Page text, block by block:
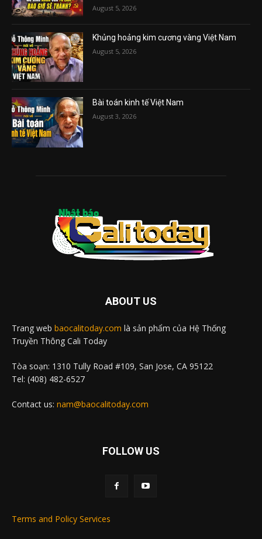
August 5, 2026
Khủng hoảng kim cương vàng Việt Nam
August 5, 2026
Bài toán kinh tế Việt Nam
August 3, 2026
ABOUT US
Trang web baocalitoday.com là sản phẩm của Hệ Thống
Truyền Thông Cali Today
Tòa soạn: 1310 Tully Road #109, San Jose, CA 95122
Tel: (408) 482-6527
Contact us: nam@baocalitoday.com
FOLLOW US
Terms and Policy Services